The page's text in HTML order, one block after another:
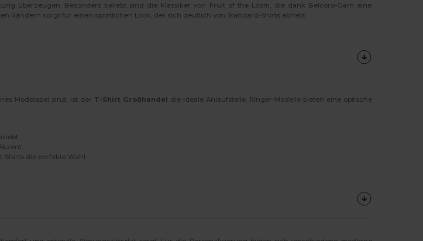
überzeugen. Besonders beliebt sind die Klassiker von Fruit of the Loom, die dank Belcoro-Garn eine
Rändern sorgt für einen sportlichen Look, der sich deutlich von Standard-Shirts abhebt.
Modelabel sind, ist der T-Shirt Großhandel die ideale Anlaufstelle. Ringer-Modelle bieten eine optische
die perfekte Wahl.